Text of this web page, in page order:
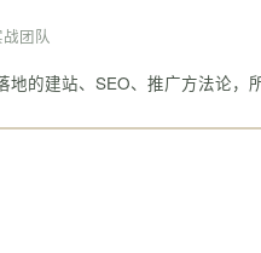
团队
地的建站、SEO、推广方法论，